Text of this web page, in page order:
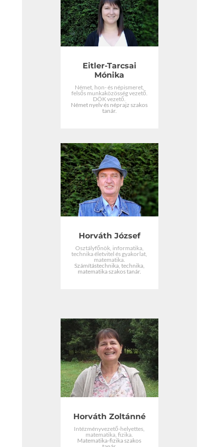
Eitler-Tarcsai
Mónika
Német, hon- és népismeret,
felsős munkaközösség vezető.
DÖK vezető.
Német nyelv és néprajz szakos
tanár.
Horváth József
Osztályfőnök, informatika,
technika életvitel és gyakorlat,
matematika.
Számítástechnika, technika,
matematika szakos tanár.
Horváth Zoltánné
Intézményvezető-helyettes,
matematika, fizika.
Matematika-fizika szakos